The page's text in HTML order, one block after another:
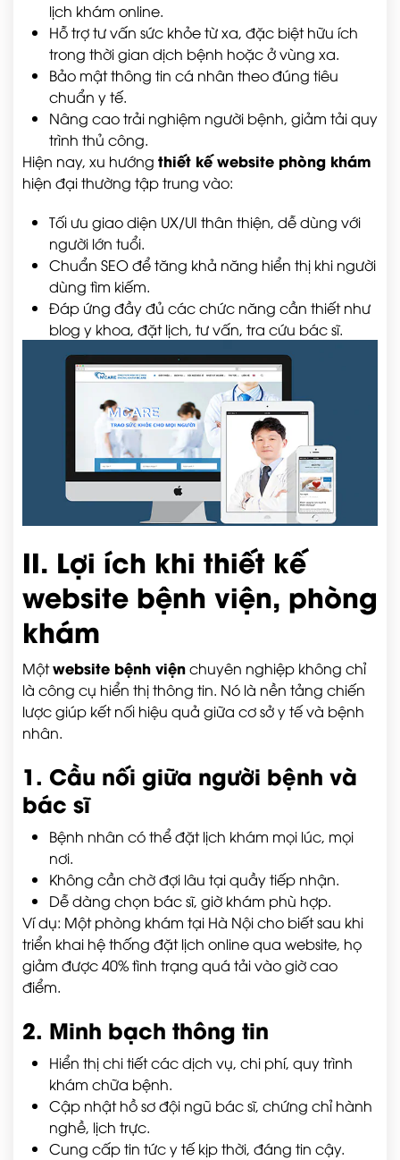
lịch khám online.
Hỗ trợ tư vấn sức khỏe từ xa, đặc biệt hữu ích
trong thời gian dịch bệnh hoặc ở vùng xa.
Bảo mật thông tin cá nhân theo đúng tiêu
chuẩn y tế.
Nâng cao trải nghiệm người bệnh, giảm tải quy
trình thủ công.
Hiện nay, xu hướng thiết kế website phòng khám
hiện đại thường tập trung vào:
Tối ưu giao diện UX/UI thân thiện, dễ dùng với
người lớn tuổi.
Chuẩn SEO để tăng khả năng hiển thị khi người
dùng tìm kiếm.
Đáp ứng đầy đủ các chức năng cần thiết như
blog y khoa, đặt lịch, tư vấn, tra cứu bác sĩ.
II. Lợi ích khi thiết kế
website bệnh viện, phòng
khám
Mộtwebsite bệnh việnchuyên nghiệp không chỉ
là công cụ hiển thị thông tin. Nó là nền tảng chiến
lược giúp kết nối hiệu quả giữa cơ sở y tế và bệnh
nhân.
1. Cầu nối giữa người bệnh và
bác sĩ
Bệnh nhân có thể đặt lịch khám mọi lúc, mọi
nơi.
Không cần chờ đợi lâu tại quầy tiếp nhận.
Dễ dàng chọn bác sĩ, giờ khám phù hợp.
Ví dụ: Một phòng khám tại Hà Nội cho biết sau khi
triển khai hệ thống đặt lịch online qua website, họ
giảm được 40% tình trạng quá tải vào giờ cao
điểm.
2. Minh bạch thông tin
Hiển thị chi tiết các dịch vụ, chi phí, quy trình
khám chữa bệnh.
Cập nhật hồ sơ đội ngũ bác sĩ, chứng chỉ hành
nghề, lịch trực.
Cung cấp tin tức y tế kịp thời, đáng tin cậy.